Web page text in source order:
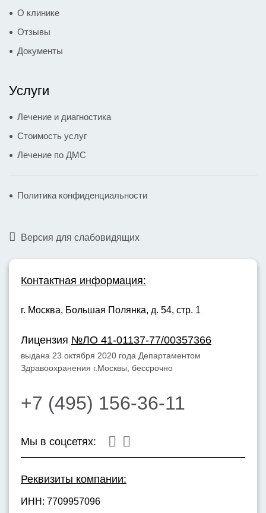
О клинике
Отзывы
Документы
Услуги
Лечение и диагностика
Стоимость услуг
Лечение по ДМС
Политика конфиденциальности
Версия для слабовидящих
Контактная информация:
г. Москва, Большая Полянка, д. 54, стр. 1
Лицензия №ЛО 41-01137-77/00357366
выдана 23 октября 2020 года Департаментом
Здравоохранения г.Москвы, бессрочно
+7 (495) 156-36-11
Мы в соцсетях:
Реквизиты компании:
ИНН: 7709957096